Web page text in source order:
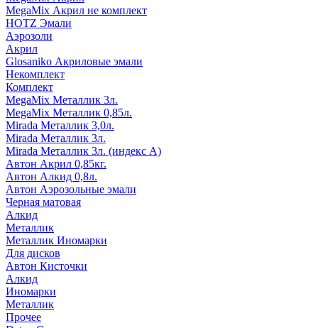
MegaMix Акрил не комплект
HOTZ Эмали
Аэрозоли
Акрил
Glosaniko Акриловые эмали
Некомплект
Комплект
MegaMix Металлик 3л.
MegaMix Металлик 0,85л.
Mirada Металлик 3,0л.
Mirada Металлик 3л.
Mirada Металлик 3л. (индекс А)
Автон Акрил 0,85кг.
Автон Алкид 0,8л.
Автон Аэрозольные эмали
Черная матовая
Алкид
Металлик
Металлик Иномарки
Для дисков
Автон Кисточки
Алкид
Иномарки
Металлик
Прочее